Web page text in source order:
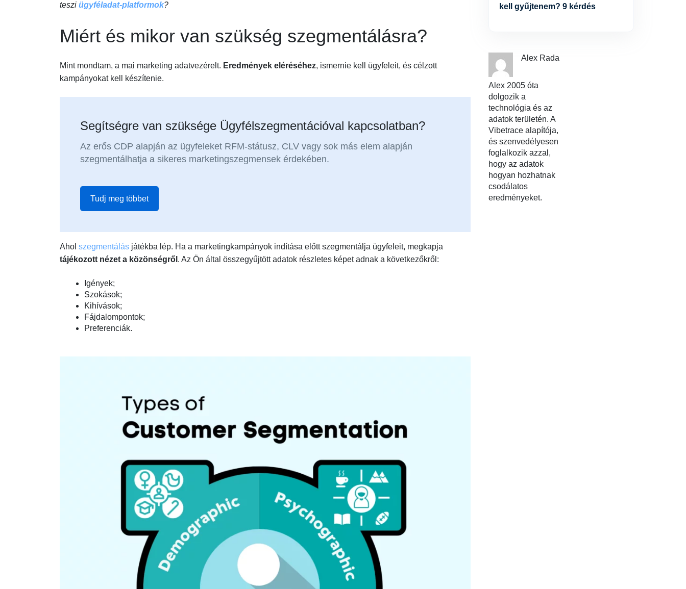
teszi ügyféladat-platformok?
Miért és mikor van szükség szegmentálásra?
Mint mondtam, a mai marketing adatvezérelt. Eredmények eléréséhez, ismernie kell ügyfeleit, és célzott
kampányokat kell készítenie.
Segítségre van szüksége Ügyfélszegmentációval kapcsolatban?
Az erős CDP alapján az ügyfeleket RFM-státusz, CLV vagy sok más elem alapján
szegmentálhatja a sikeres marketingszegmensek érdekében.
Tudj meg többet
Ahol szegmentálás játékba lép. Ha a marketingkampányok indítása előtt szegmentálja ügyfeleit, megkapja
tájékozott nézet a közönségről . Az Ön által összegyűjtött adatok részletes képet adnak a következőkről:
Igények;
Szokások;
Kihívások;
Fájdalompontok;
Preferenciák.
kell gyűjtenem? 9 kérdés
Alex Rada
Alex 2005 óta
dolgozik a
technológia és az
adatok területén. A
Vibetrace alapítója,
és szenvedélyesen
foglalkozik azzal,
hogy az adatok
hogyan hozhatnak
csodálatos
eredményeket.